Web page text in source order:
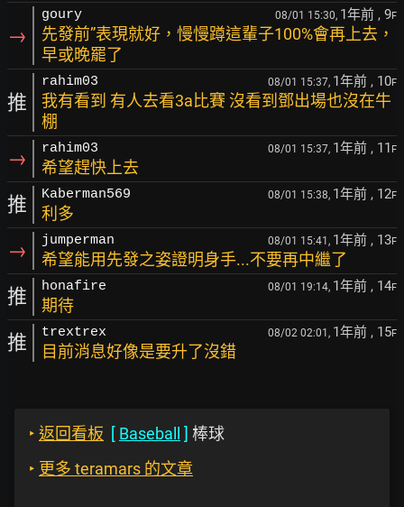
→
goury 08/01 15:30, 1年前 , 9F
先發前”表現就好，慢慢蹲這輩子100%會再上去，
早或晚罷了
推
rahim03 08/01 15:37, 1年前 , 10F
我有看到 有人去看3a比賽 沒看到鄧出場也沒在牛
棚
→ rahim03 08/01 15:37, 1年前 , 11 F
希望趕快上去
推 Kaberman569 08/01 15:38, 1年前 , 12F
利多
→ jumperman 08/01 15:41, 1年前 , 13F
希望能用先發之姿證明身手...不要再中繼了
推 honafire 08/01 19:14, 1年前 , 14F
期待
推 trextrex 08/02 02:01, 1年前 , 15F
目前消息好像是要升了沒錯
‣ 返回看板 [ Baseball ] 棒球
‣ 更多 teramars 的文章